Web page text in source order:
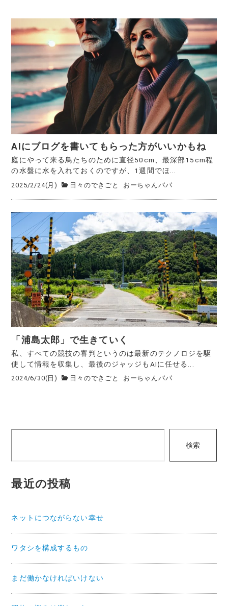
AIにブログを書いてもらった方がいいかもね
庭にやって来る鳥たちのために直径50cm、最深部15cm程
の水盤に水を入れておくのですが、1週間でほ...
2025/2/24(月) 日々のできごと おーちゃんパパ
「浦島太郎」で生きていく
私、すべての競技の審判というのは最新のテクノロジを駆
使して情報を収集し、最後のジャッジもAIに任せる...
2024/6/30(日) 日々のできごと おーちゃんパパ
検索
最近の投稿
ネットにつながらない幸せ
ワタシを構成するもの
まだ働かなければいけない